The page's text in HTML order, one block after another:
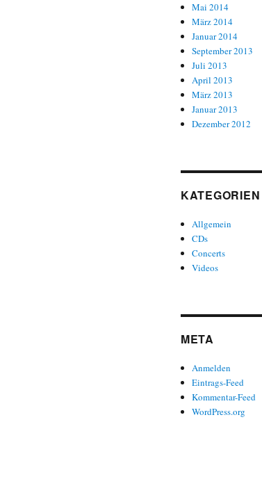
Mai 2014
März 2014
Januar 2014
September 2013
Juli 2013
April 2013
März 2013
Januar 2013
Dezember 2012
KATEGORIEN
Allgemein
CDs
Concerts
Videos
META
Anmelden
Eintrags-Feed
Kommentar-Feed
WordPress.org